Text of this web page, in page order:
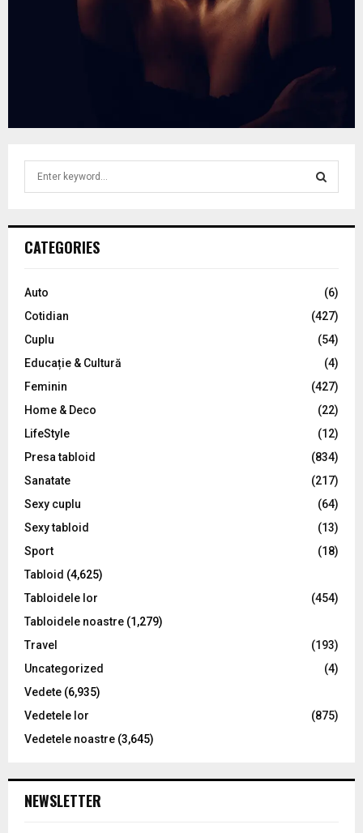
h
o
:
C
CATEGORIES
Auto
(6)
Cotidian
(427)
Cuplu
(54)
Educație & Cultură
(4)
Feminin
(427)
Home & Deco
(22)
LifeStyle
(12)
Presa tabloid
(834)
Sanatate
(217)
Sexy cuplu
(64)
Sexy tabloid
(13)
Sport
(18)
Tabloid (4,625)
Tabloidele lor
(454)
Tabloidele noastre (1,279)
Travel
(193)
Uncategorized
(4)
Vedete (6,935)
Vedetele lor
(875)
Vedetele noastre (3,645)
NEWSLETTER